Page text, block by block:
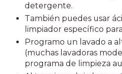
detergente.
También puedes usar
limpiador específico
Programo un lavado a
(muchas lavadoras
programa de limpieza